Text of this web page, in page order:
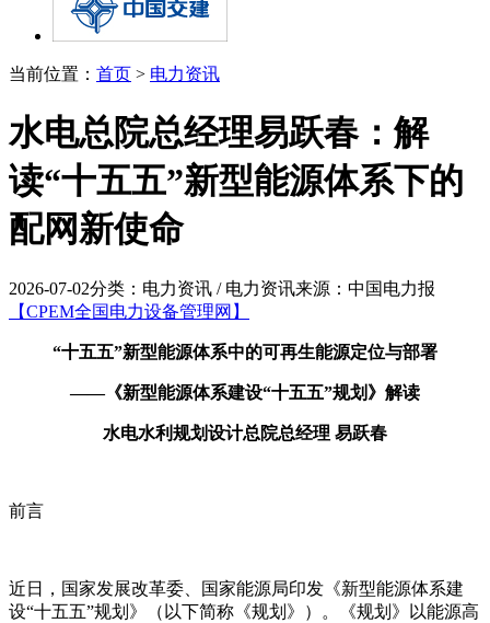
当前位置： 首页 > 电力资讯
水电总院总经理易跃春：解
读“十五五”新型能源体系下的
配网新使命
2026-07-02分类：电力资讯 / 电力资讯来源：中国电力报
【CPEM全国电力设备管理网】
“十五五”新型能源体系中的可再生能源定位与部署
——《新型能源体系建设“十五五”规划》解读
水电水利规划设计总院总经理 易跃春
前言
近日，国家发展改革委、国家能源局印发《新型能源体系建
设“十五五”规划》（以下简称《规划》）。《规划》以能源高